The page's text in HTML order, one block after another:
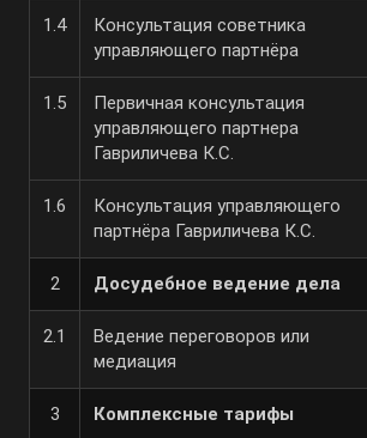
1.4
Консультация советника
управляющего партнёра
1.5
Первичная консультация
управляющего партнера
Гавриличева К.С.
1.6
Консультация управляющего
партнёра Гавриличева К.С.
2 Досудебное ведение дела
2.1
Ведение переговоров или
медиация
3 Комплексные тарифы